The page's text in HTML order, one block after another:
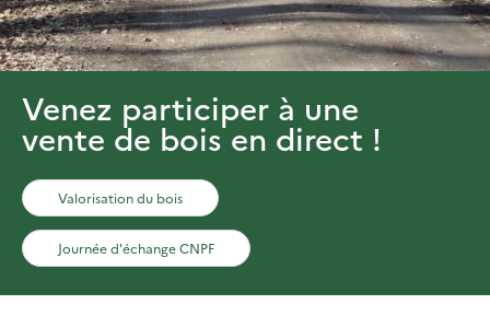
Venez participer à une
vente de bois en direct !
Valorisation du bois
Journée d'échange CNPF